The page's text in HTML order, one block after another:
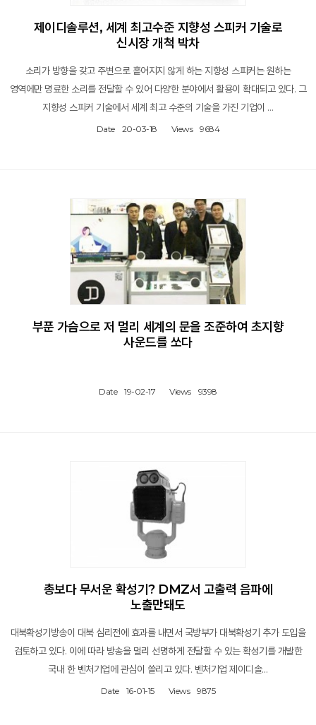
제이디솔루션, 세계 최고수준 지향성 스피커 기술로
신시장 개척 박차
소리가 방향을 갖고 주변으로 흩어지지 않게 하는 지향성 스피커는 원하는
영역에만 명료한 소리를 전달할 수 있어 다양한 분야에서 활용이 확대되고 있다. 그
지향성 스피커 기술에서 세계 최고 수준의 기술을 가진 기업이 …
Date 20-03-18 Views 9684
부푼 가슴으로 저 멀리 세계의 문을 조준하여 초지향
사운드를 쏘다
Date 19-02-17 Views 9398
총보다 무서운 확성기? DMZ서 고출력 음파에
노출만돼도
대북확성기방송이 대북 심리전에 효과를 내면서 국방부가 대북확성기 추가 도입을
검토하고 있다. 이에 따라 방송을 멀리 선명하게 전달할 수 있는 확성기를 개발한
국내 한 벤처기업에 관심이 쏠리고 있다. 벤처기업 제이디솔…
Date 16-01-15 Views 9875